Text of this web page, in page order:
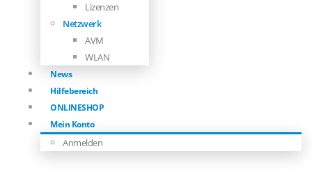
Lizenzen
Netzwerk
AVM
WLAN
News
Hilfebereich
ONLINESHOP
Mein Konto
Anmelden